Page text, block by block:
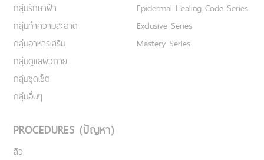
กลุ่มรักษาฝ้า
กลุ่มทำความสะอาด
กลุ่มอาหารเสริม
กลุ่มดูแลผิวกาย
กลุ่มชุดเซ็ต
กลุ่มอื่นๆ
Epidermal Healing Code Series
Exclusive Series
Mastery Series
PROCEDURES (ปัญหา)
สิว